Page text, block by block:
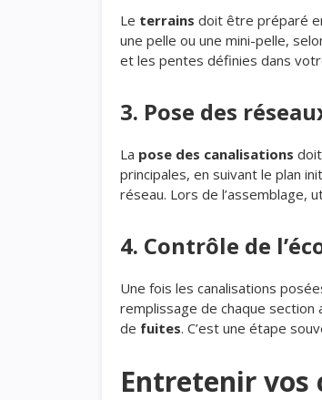
Le terrains doit être préparé
une pelle ou une mini-pelle,
et les pentes définies dans
3. Pose des
La pose des canalisations
principales, en suivant le plan
réseau. Lors de l’assemblage,
4. Contrôle de
Une fois les canalisations
remplissage de chaque section
de fuites. C’est une étape
Entretenir vos